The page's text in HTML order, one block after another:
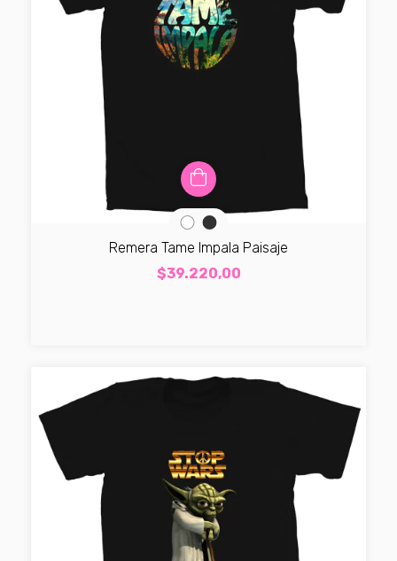
Remera Tame Impala Paisaje
$39.220,00